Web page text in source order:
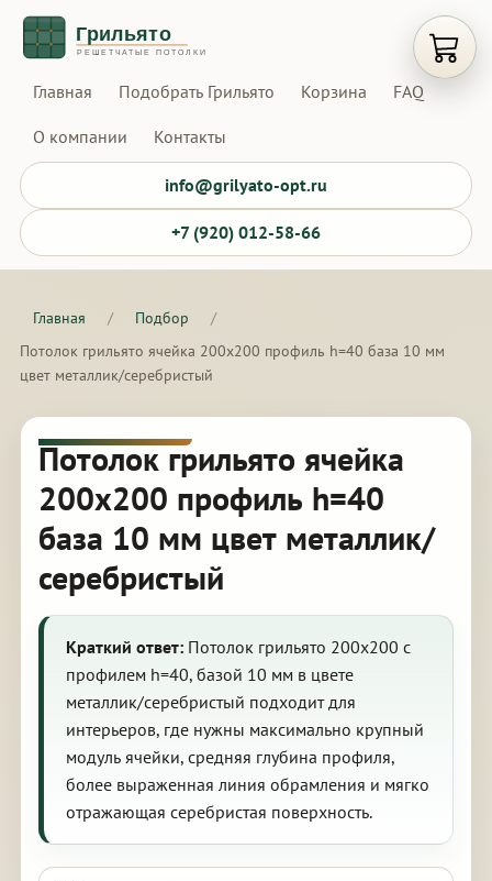
Главная Подобрать Грильято Корзина FAQ
О компании Контакты
info@grilyato-opt.ru
+7 (920) 012-58-66
Главная / Подбор
/
Потолок грильято ячейка 200х200 профиль h=40 база 10 мм
цвет металлик/серебристый
Потолок грильято ячейка
200х200 профиль h=40
база 10 мм цвет металлик/
серебристый
Краткий ответ:Потолок грильято 200х200 с
профилем h=40, базой 10 мм в цвете
металлик/серебристый подходит для
интерьеров, где нужны максимально крупный
модуль ячейки, средняя глубина профиля,
более выраженная линия обрамления и мягко
отражающая серебристая поверхность.